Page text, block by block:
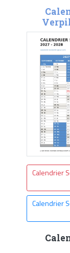
Calendrier
Calendrier